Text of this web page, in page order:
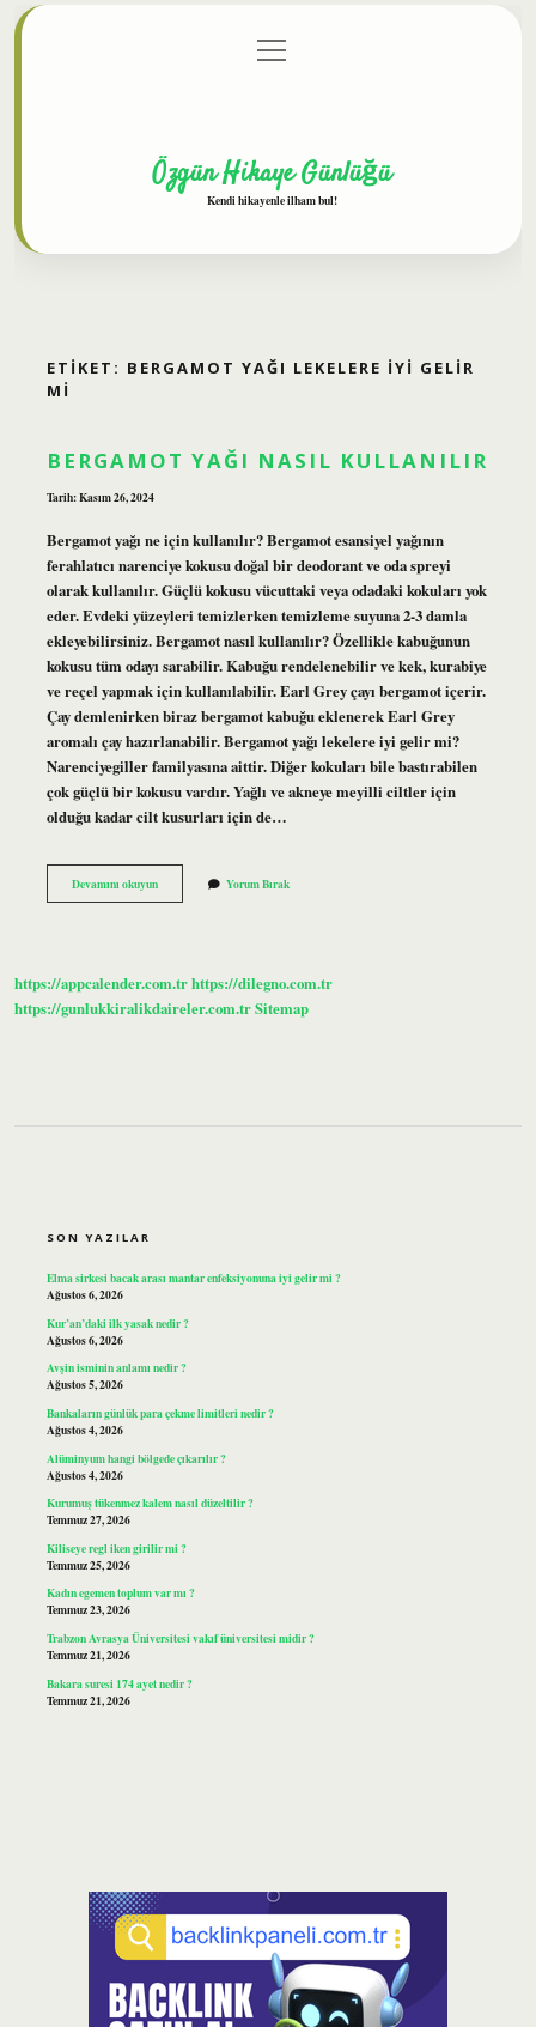
Gizlilik Politikası
menüyü
aç
Özgün Hikaye Günlüğü
Kendi hikayenle ilham bul!
ETIKET: BERGAMOT YAĞI LEKELERE IYI GELIR
MI
BERGAMOT YAĞI NASIL KULLANILIR
Tarih: Kasım 26, 2024
Bergamot yağı ne için kullanılır? Bergamot esansiyel yağının
ferahlatıcı narenciye kokusu doğal bir deodorant ve oda spreyi
olarak kullanılır. Güçlü kokusu vücuttaki veya odadaki kokuları yok
eder. Evdeki yüzeyleri temizlerken temizleme suyuna 2-3 damla
ekleyebilirsiniz. Bergamot nasıl kullanılır? Özellikle kabuğunun
kokusu tüm odayı sarabilir. Kabuğu rendelenebilir ve kek, kurabiye
ve reçel yapmak için kullanılabilir. Earl Grey çayı bergamot içerir.
Çay demlenirken biraz bergamot kabuğu eklenerek Earl Grey
aromalı çay hazırlanabilir. Bergamot yağı lekelere iyi gelir mi?
Narenciyegiller familyasına aittir. Diğer kokuları bile bastırabilen
çok güçlü bir kokusu vardır. Yağlı ve akneye meyilli ciltler için
olduğu kadar cilt kusurları için de…
Devamını okuyunBergamot
Yağı
Yorum Bırak
https://appcalender.com.trhttps://dilegno.com.tr
https://gunlukkiralikdaireler.com.trSitemap
SON YAZILAR
Elma sirkesi bacak arası mantar enfeksiyonuna iyi gelir mi ?
Ağustos 6, 2026
Kur’an’daki ilk yasak nedir ?
Ağustos 6, 2026
Avşin isminin anlamı nedir ?
Ağustos 5, 2026
Bankaların günlük para çekme limitleri nedir ?
Ağustos 4, 2026
Alüminyum hangi bölgede çıkarılır ?
Ağustos 4, 2026
Kurumuş tükenmez kalem nasıl düzeltilir ?
Temmuz 27, 2026
Kiliseye regl iken girilir mi ?
Temmuz 25, 2026
Kadın egemen toplum var mı ?
Temmuz 23, 2026
Trabzon Avrasya Üniversitesi vakıf üniversitesi midir ?
Temmuz 21, 2026
Bakara suresi 174 ayet nedir ?
Temmuz 21, 2026